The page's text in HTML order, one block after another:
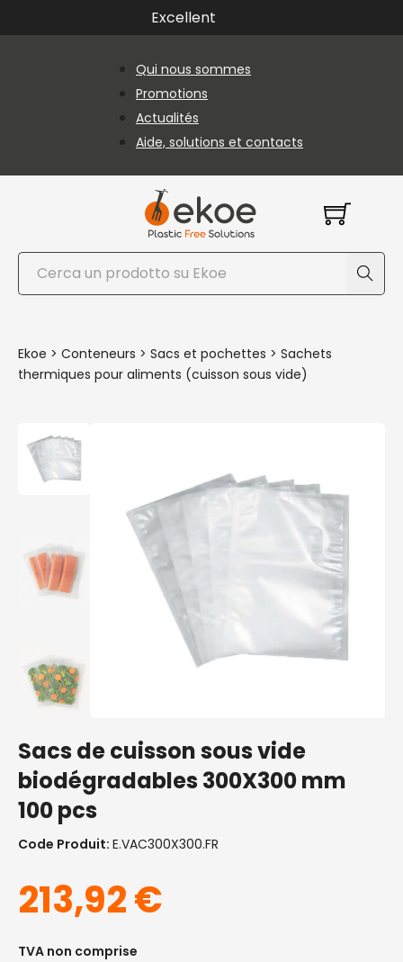
Passer au contenu principal
Passer au pied de page
Excellent
Qui nous sommes
Promotions
Actualités
Aide, solutions et contacts
Rechercher
Ekoe > Conteneurs > Sacs et pochettes > Sachets
thermiques pour aliments (cuisson sous vide)
Sacs de cuisson sous vide
biodégradables 300X300 mm
100 pcs
Code Produit: E.VAC300X300.FR
213,92€
TVA non comprise